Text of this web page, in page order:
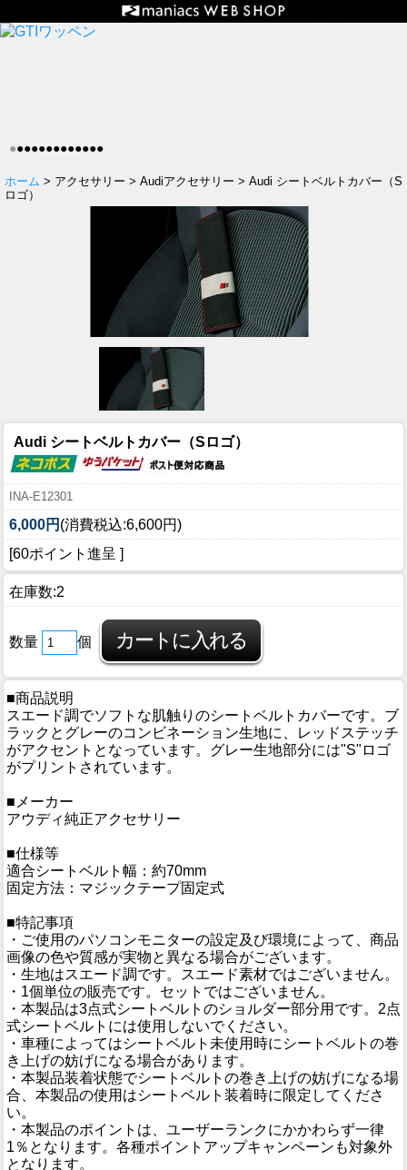
●●●●●●●●●●●●●
ホーム > アクセサリー > Audiアクセサリー > Audi シートベルトカバー（S
ロゴ）
Audi シートベルトカバー（Sロゴ）
INA-E12301
6,000円 (消費税込:6,600円)
[60ポイント進呈 ]
在庫数:2
数量 個
■商品説明
スエード調でソフトな肌触りのシートベルトカバーです。ブ
ラックとグレーのコンビネーション生地に、レッドステッチ
がアクセントとなっています。グレー生地部分には"S"ロゴ
がプリントされています。
■メーカー
アウディ純正アクセサリー
■仕様等
適合シートベルト幅：約70mm
固定方法：マジックテープ固定式
■特記事項
・ご使用のパソコンモニターの設定及び環境によって、商品
画像の色や質感が実物と異なる場合がございます。
・生地はスエード調です。スエード素材ではございません。
・1個単位の販売です。セットではございません。
・本製品は3点式シートベルトのショルダー部分用です。2点
式シートベルトには使用しないでください。
・車種によってはシートベルト未使用時にシートベルトの巻
き上げの妨げになる場合があります。
・本製品装着状態でシートベルトの巻き上げの妨げになる場
合、本製品の使用はシートベルト装着時に限定してくださ
い。
・本製品のポイントは、ユーザーランクにかかわらず一律
1％となります。各種ポイントアップキャンペーンも対象外
となります。